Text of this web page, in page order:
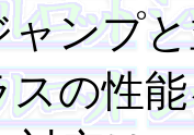
ャンプ
の性